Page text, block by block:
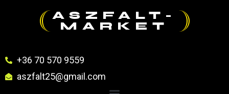
ASZFALT-
MARKET
+36 70 570 9559
aszfalt25@gmail.com